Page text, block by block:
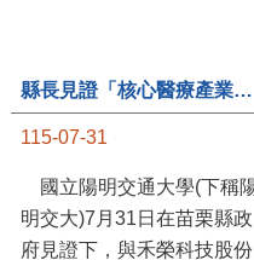
縣長見證「核心醫療產業推動園區」產學合作簽約儀式